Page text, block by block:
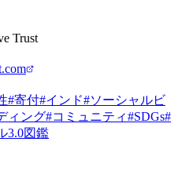
Trust
#寄付#インド#ソーシャルビ
ィング#コミュニティ#SDGs#
3.0図鑑